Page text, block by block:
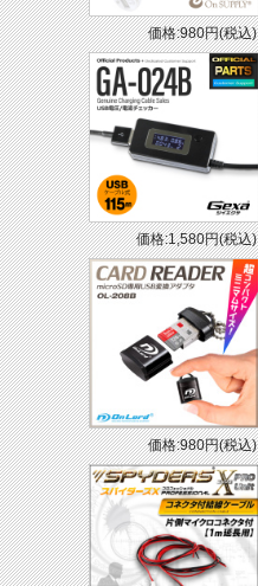
価格:980円(税込)
価格:1,580円(税込)
価格:980円(税込)